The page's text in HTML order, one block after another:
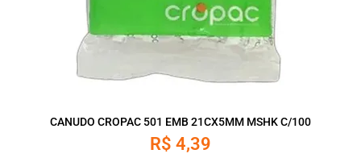
CANUDO CROPAC 501 EMB 21CX5MM MSHK C/100
R$ 4,39